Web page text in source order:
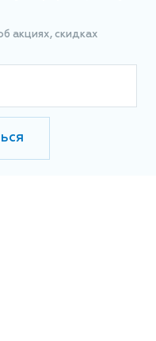
акциях, скидках